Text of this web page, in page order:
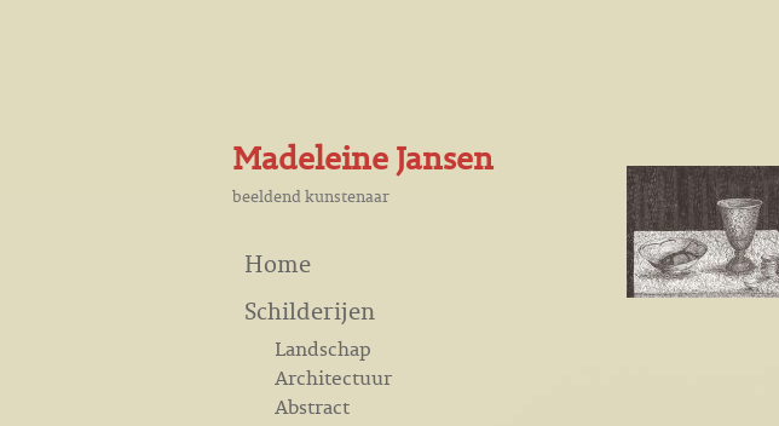
Madeleine Jansen
beeldend kunstenaar
Home
Schilderijen
Landschap
Architectuur
Abstract